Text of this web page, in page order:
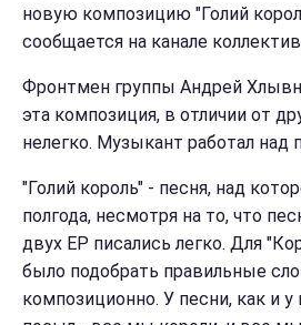
новую композицию "Голий
сообщается на канале
Фронтмен группы Андрей
эта композиция, в отличии от
нелегко. Музыкант работал над
"Голий король" - песня, над
полгода, несмотря на то, что
двух EP писались легко. Для
было подобрать правильные
композиционно. У песни, как и у